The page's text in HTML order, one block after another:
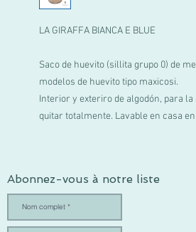
LA GIRAFFA BIANCA E BLUE
Saco de huevito (sillita grupo 0) de
modelos de huevito tipo maxicosi.
Interior y exteriro de algodón, para la
quitar totalmente. Lavable en casa
Abonnez-vous à notre liste